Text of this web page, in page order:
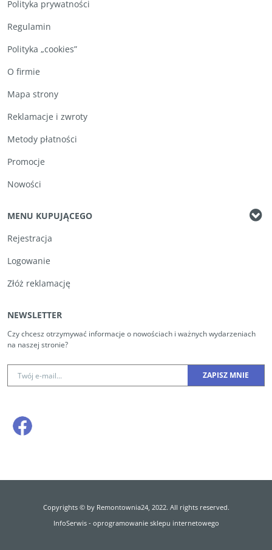
Polityka prywatności
Regulamin
Polityka „cookies”
O firmie
Mapa strony
Reklamacje i zwroty
Metody płatności
Promocje
Nowości
MENU KUPUJĄCEGO
Rejestracja
Logowanie
Złóż reklamację
NEWSLETTER
Czy chcesz otrzymywać informacje o nowościach i ważnych wydarzeniach
na naszej stronie?
Copyrights © by Remontownia24, 2022. All rights reserved.
InfoSerwis- oprogramowanie sklepu internetowego